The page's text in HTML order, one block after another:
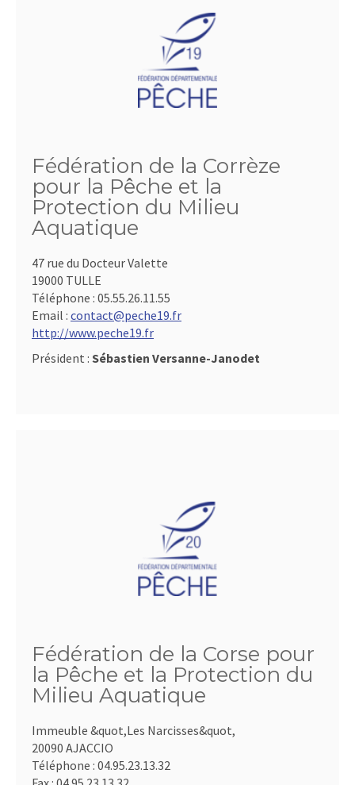
Fédération de la Corrèze
pour la Pêche et la
Protection du Milieu
Aquatique
47 rue du Docteur Valette
19000 TULLE
Téléphone : 05.55.26.11.55
Email : contact@peche19.fr
http://www.peche19.fr
Président : Sébastien Versanne-Janodet
Fédération de la Corse pour
la Pêche et la Protection du
Milieu Aquatique
Immeuble &quot,Les Narcisses&quot,
20090 AJACCIO
Téléphone : 04.95.23.13.32